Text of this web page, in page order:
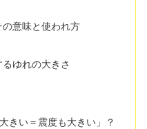
の意味と使われ方
るゆれの大きさ
きい＝震度も大きい」？